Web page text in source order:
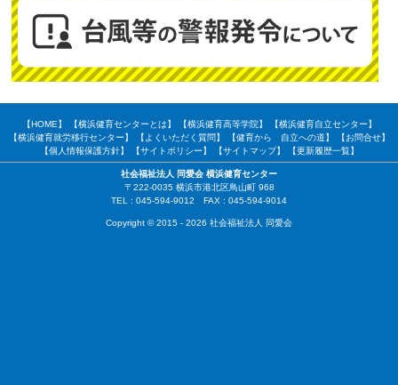
【HOME】 【横浜健育センターとは】 【横浜健育高等学院】
【横浜健育自立センター】
【横浜健育就労移行センター】
【よくいただく質問】 【健育から 自立への道】
【お問合せ】
【個人情報保護方針】
【サイトポリシー】 【サイトマップ】 【更新履歴一覧】
社会福祉法人 同愛会 横浜健育センター
〒222-0035 横浜市港北区鳥山町 968
TEL : 045-594-9012 FAX : 045-594-9014
Copyright © 2015 - 2026 社会福祉法人 同愛会